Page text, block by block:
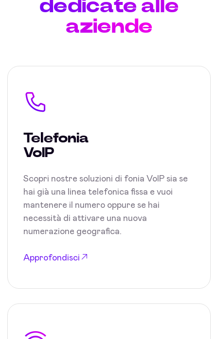
dedicate alle
aziende
Telefonia
VoIP
Scopri nostre soluzioni di fonia VoIP sia se
hai già una linea telefonica fissa e vuoi
mantenere il numero oppure se hai
necessità di attivare una nuova
numerazione geografica.
Approfondisci